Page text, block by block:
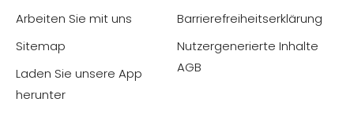
Arbeiten Sie mit uns
Sitemap
Laden Sie unsere App
herunter
Barrierefreiheitserklärung
Nutzergenerierte Inhalte
AGB